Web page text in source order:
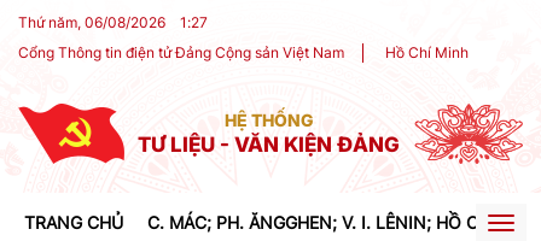
Thứ năm, 06/08/2026 1 :27
Cổng Thông tin điện tử Đảng Cộng sản Việt Nam
Hồ Chí Minh
HỆ THỐNG
TƯ LIỆU - VĂN KIỆN ĐẢNG
TRANG CHỦ C. MÁC; PH. ĂNGGHEN; V. I. LÊNIN; HỒ CHÍ